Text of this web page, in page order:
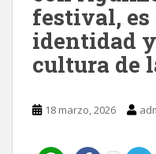
festival, es
identidad
cultura de
18 marzo, 2026